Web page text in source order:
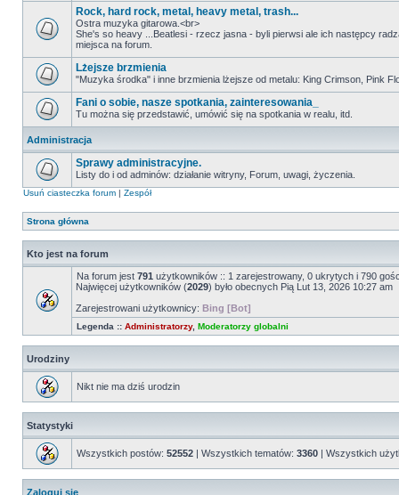
Rock, hard rock, metal, heavy metal, trash...
Ostra muzyka gitarowa.<br>
She's so heavy ...Beatlesi - rzecz jasna - byli pierwsi ale ich następcy
miejsca na forum.
Lżejsze brzmienia
"Muzyka środka" i inne brzmienia lżejsze od metalu: King Crimson, Pink
Fani o sobie, nasze spotkania, zainteresowania_
Tu można się przedstawić, umówić się na spotkania w realu, itd.
Administracja
Sprawy administracyjne.
Listy do i od adminów: działanie witryny, Forum, uwagi, życzenia.
Usuń ciasteczka forum | Zespół
Strona główna
Kto jest na forum
Na forum jest 791 użytkowników :: 1 zarejestrowany, 0 ukrytych i 790
Najwięcej użytkowników (2029) było obecnych Pią Lut 13, 2026 10:27 am
Zarejestrowani użytkownicy: Bing [Bot]
Legenda :: Administratorzy, Moderatorzy globalni
Urodziny
Nikt nie ma dziś urodzin
Statystyki
Wszystkich postów: 52552 | Wszystkich tematów: 3360 | Wszystkich
Zaloguj się